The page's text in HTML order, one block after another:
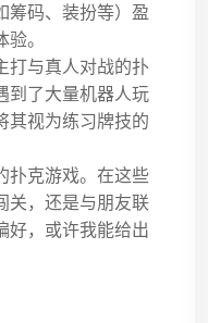
筹码、装扮等）盈
。
打与真人对战的扑
到了大量机器人玩
其视为练习牌技的
扑克游戏。在这些
关，还是与朋友联
好，或许我能给出